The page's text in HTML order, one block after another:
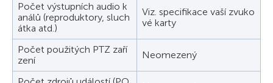
Počet výstupních audio k
análů (reproduktory, sluch
átka atd.)
Viz. specifikace vaší zvuko
vé karty
Počet použitých PTZ zaří
zení
Neomezený